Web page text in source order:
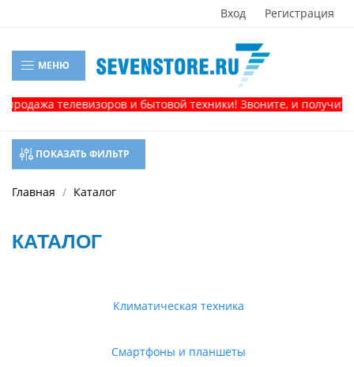
Вход Регистрация
МЕНЮ
телевизоров и бытовой техники! Звоните, и получите
ПОКАЗАТЬ ФИЛЬТР
Главная Каталог
КАТАЛОГ
Климатическая техника
Смартфоны и планшеты